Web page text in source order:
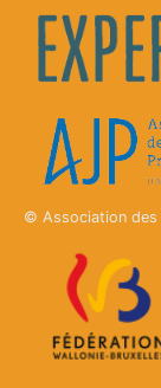
© Association des